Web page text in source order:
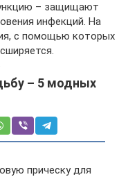
– защищают
инфекций. На
с помощью которых
– 5 модных
прическу для